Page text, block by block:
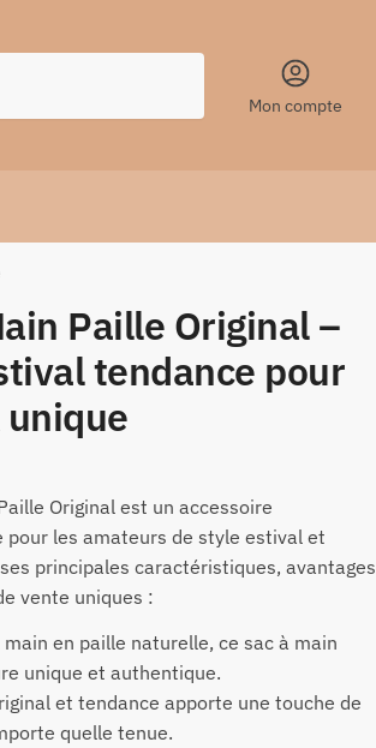
Mon compte
Paille Original –
tendance pour
Original est un accessoire
pour les amateurs de style estival et
principales caractéristiques, avantages
vente uniques :
main en paille naturelle, ce sac à main
unique et authentique.
et tendance apporte une touche de
quelle tenue.